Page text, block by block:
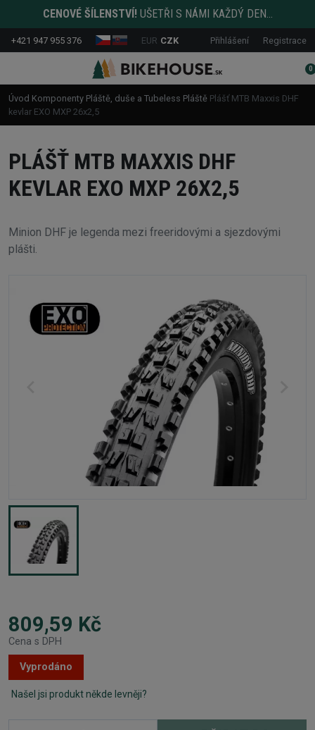
CENOVÉ ŠÍLENSTVÍ! UŠETŘI S NÁMI KAŽDÝ DEN...
+421 947 955 376 EUR CZK Přihlášení Registrace
0
Úvod Komponenty Pláště, duše a Tubeless Pláště Plášť MTB Maxxis DHF
kevlar EXO MXP 26x2,5
PLÁŠŤ MTB MAXXIS DHF
KEVLAR EXO MXP 26X2,5
Minion DHF je legenda mezi freeridovými a sjezdovými
plášti.
809,59 Kč
Cena s DPH
Vyprodáno
Našel jsi produkt někde levněji?